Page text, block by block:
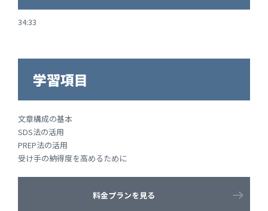
34:33
学習項目
文章構成の基本
SDS法の活用
PREP法の活用
受け手の納得度を高めるために
料金プランを見る